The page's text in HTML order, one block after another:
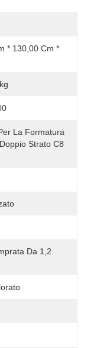
* 130,00 Cm *
La Formatura
Strato C8
Da 1,2